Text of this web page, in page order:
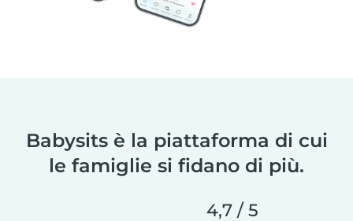
Babysits è la piattaforma di cui
le famiglie si fidano di più.
4,7 / 5